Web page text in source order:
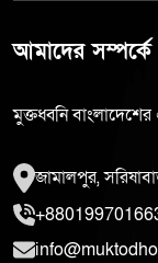
আমাদের সম্পর্কে
মুক্তধ্বনি
জামালপুর,